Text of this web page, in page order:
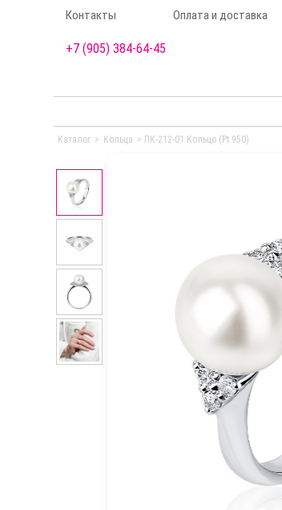
Контакты Оплата и доставка
+7 (905) 384-64-45
Каталог > Кольца > ПК-212-01 Кольцо (Pt 950)